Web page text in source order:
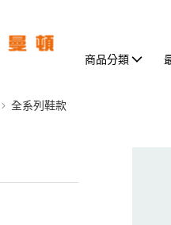
商品分類
全系列鞋款